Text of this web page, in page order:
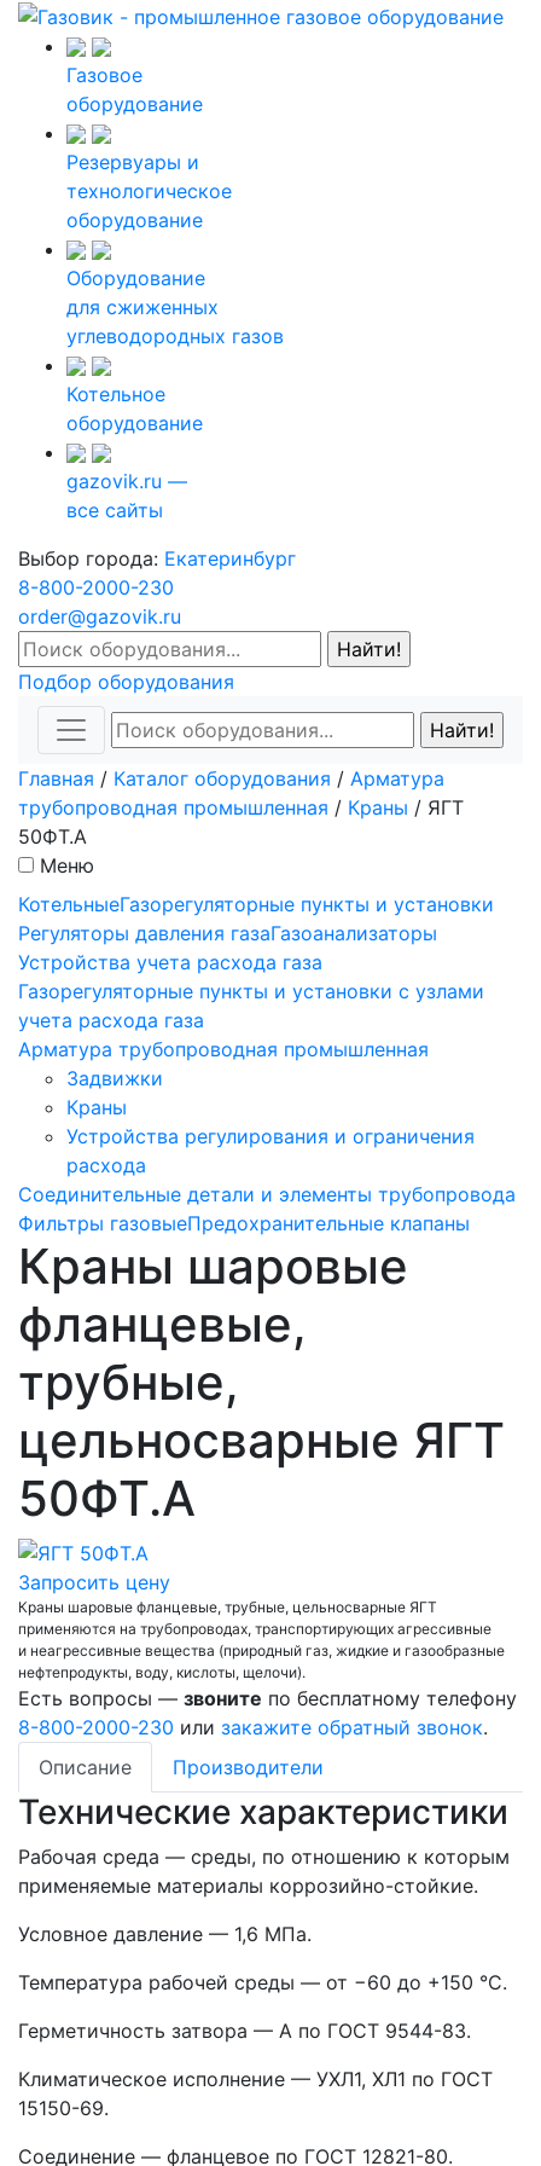
Газовое
оборудование
Резервуары и
технологическое
оборудование
Оборудование
для сжиженных
углеводородных газов
Котельное
оборудование
gazovik.ru —
все сайты
Выбор города: Екатеринбург
8-800-2000-230
order@gazovik.ru
Подбор оборудования
Главная / Каталог оборудования / Арматура
трубопроводная промышленная / Краны / ЯГТ
50ФТ.А
Меню
КотельныеГазорегуляторные пункты и установки
Регуляторы давления газаГазоанализаторы
Устройства учета расхода газа
Газорегуляторные пункты и установки с узлами
учета расхода газа
Арматура трубопроводная промышленная
Задвижки
Краны
Устройства регулирования и ограничения
расхода
Соединительные детали и элементы трубопровода
Фильтры газовыеПредохранительные клапаны
Краны шаровые
фланцевые,
трубные,
цельносварные ЯГТ
50ФТ.А
Запросить цену
Краны шаровые фланцевые, трубные, цельносварные ЯГТ
применяются на трубопроводах, транспортирующих агрессивные
и неагрессивные вещества (природный газ, жидкие и газообразные
нефтепродукты, воду, кислоты, щелочи).
Есть вопросы — звоните по бесплатному телефону
8-800-2000-230 или закажите обратный звонок.
Описание
Производители
Технические характеристики
Рабочая среда — среды, по отношению к которым
применяемые материалы коррозийно-стойкие.
Условное давление — 1,6 МПа.
Температура рабочей среды — от −60 до +150 °С.
Герметичность затвора — А по ГОСТ 9544-83.
Климатическое исполнение — УХЛ1, ХЛ1 по ГОСТ
15150-69.
Соединение — фланцевое по ГОСТ 12821-80.